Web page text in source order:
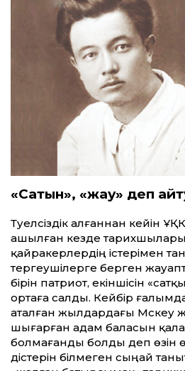
«Сатқын», «жау» деп
Тәуелсіздік алғаннан кейін
ашылған кезде
қайракерлердің істерімен
тергеушілерге берген
бірін патриот, екіншісін
ортаға салды. Кейбір
аталған жылдардағы Мәскеу
шығарған адам баласын
болмағанды болды деп өзін
әдістерін білмеген сыңай